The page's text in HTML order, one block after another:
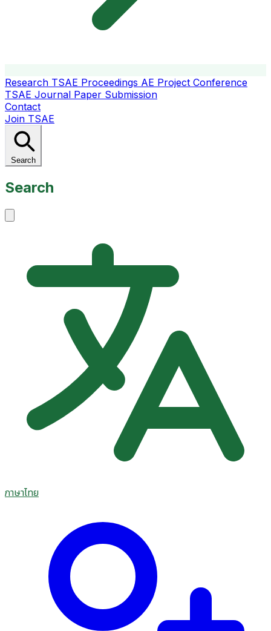
Research TSAE Proceedings AE Project Conference
TSAE Journal Paper Submission
Contact
Join TSAE
Search
Search
ภาษาไทย